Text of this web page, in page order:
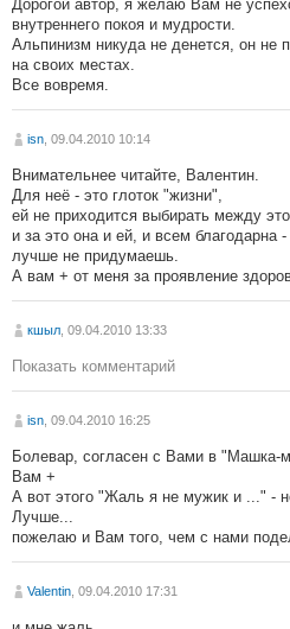
Дорогой автор, я желаю Вам не
внутреннего покоя и мудрости.
Альпинизм никуда не денется, он не
на своих местах.
Все вовремя.
isn , 09.04.2010 10:14
Внимательнее читайте, Валентин.
Для неё - это глоток "жизни",
ей не приходится выбирать между
и за это она и ей, и всем благодарна -
лучше не придумаешь.
А вам + от меня за проявление
кшыл , 09.04.2010 13:33
Показать комментарий
isn , 09.04.2010 16:25
Болевар, согласен с Вами в "Машка-
Вам +
А вот этого "Жаль я не мужик и ..." - не
Лучше...
пожелаю и Вам того, чем с нами
Valentin , 09.04.2010 17:31